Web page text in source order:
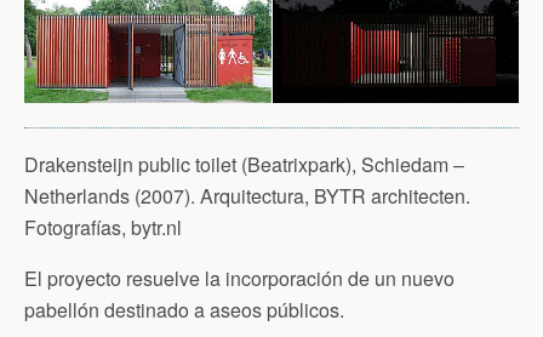
Drakensteijn public toilet (Beatrixpark), Schiedam –
Netherlands (2007). Arquitectura, BYTR architecten.
Fotografías, bytr.nl
El proyecto resuelve la incorporación de un nuevo
pabellón destinado a aseos públicos.